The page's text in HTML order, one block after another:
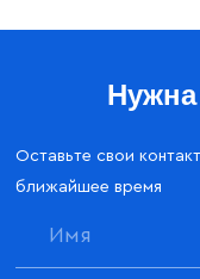
Нужна
Оставьте свои
ближайшее время